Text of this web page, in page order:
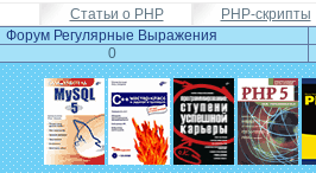
Статьи о PHP PHP-скрипты
Форум Регулярные Выражения
0